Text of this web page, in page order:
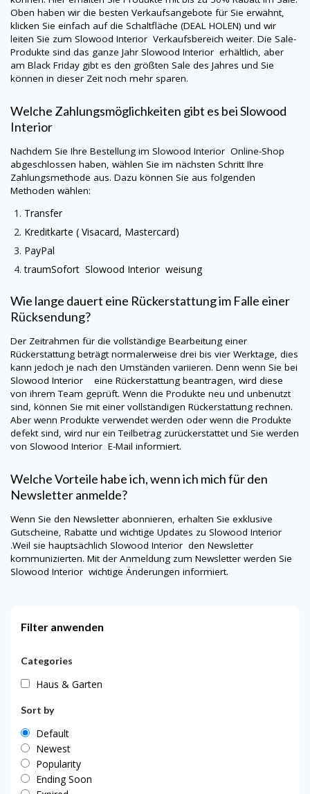
Oben haben wir die besten Verkaufsangebote für Sie erwähnt,
klicken Sie einfach auf die Schaltfläche (DEAL HOLEN) und wir
leiten Sie zum Slowood Interior Verkaufsbereich weiter. Die Sale-
Produkte sind das ganze Jahr Slowood Interior erhältlich, aber
am Black Friday gibt es den größten Sale des Jahres und Sie
können in dieser Zeit noch mehr sparen.
Welche Zahlungsmöglichkeiten gibt es beiSlowood
Interior
Nachdem Sie Ihre Bestellung im Slowood Interior Online-Shop
abgeschlossen haben, wählen Sie im nächsten Schritt Ihre
Zahlungsmethode aus. Dazu können Sie aus folgenden
Methoden wählen:
Transfer
Kreditkarte ( Visacard, Mastercard)
PayPal
traumSofort Slowood Interior weisung
Wie lange dauert eine Rückerstattung im Falle einer
Rücksendung?
Der Zeitrahmen für die vollständige Bearbeitung einer
Rückerstattung beträgt normalerweise drei bis vier Werktage, dies
kann jedoch je nach den Umständen variieren. Denn wenn Sie bei
Slowood Interior eine Rückerstattung beantragen, wird diese
von ihrem Team geprüft. Wenn die Produkte neu und unbenutzt
sind, können Sie mit einer vollständigen Rückerstattung rechnen.
Aber wenn Produkte verwendet werden oder wenn die Produkte
defekt sind, wird nur ein Teilbetrag zurückerstattet und Sie werden
von Slowood Interior E-Mail informiert.
Welche Vorteile habe ich, wenn ich mich für den
Newsletter anmelde?
Wenn Sie den Newsletter abonnieren, erhalten Sie exklusive
Gutscheine, Rabatte und wichtige Updates zu Slowood Interior
.Weil sie hauptsächlich Slowood Interior den Newsletter
kommunizierten. Mit der Anmeldung zum Newsletter werden Sie
Slowood Interior wichtige Änderungen informiert.
Filter anwenden
Categories
Haus & Garten
Sort by
Default
Newest
Popularity
Ending Soon